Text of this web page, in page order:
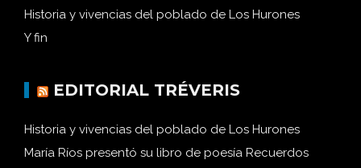
Historia y vivencias del poblado de Los Hurones
Y fin
EDITORIAL TRÉVERIS
Historia y vivencias del poblado de Los Hurones
María Ríos presentó su libro de poesía Recuerdos